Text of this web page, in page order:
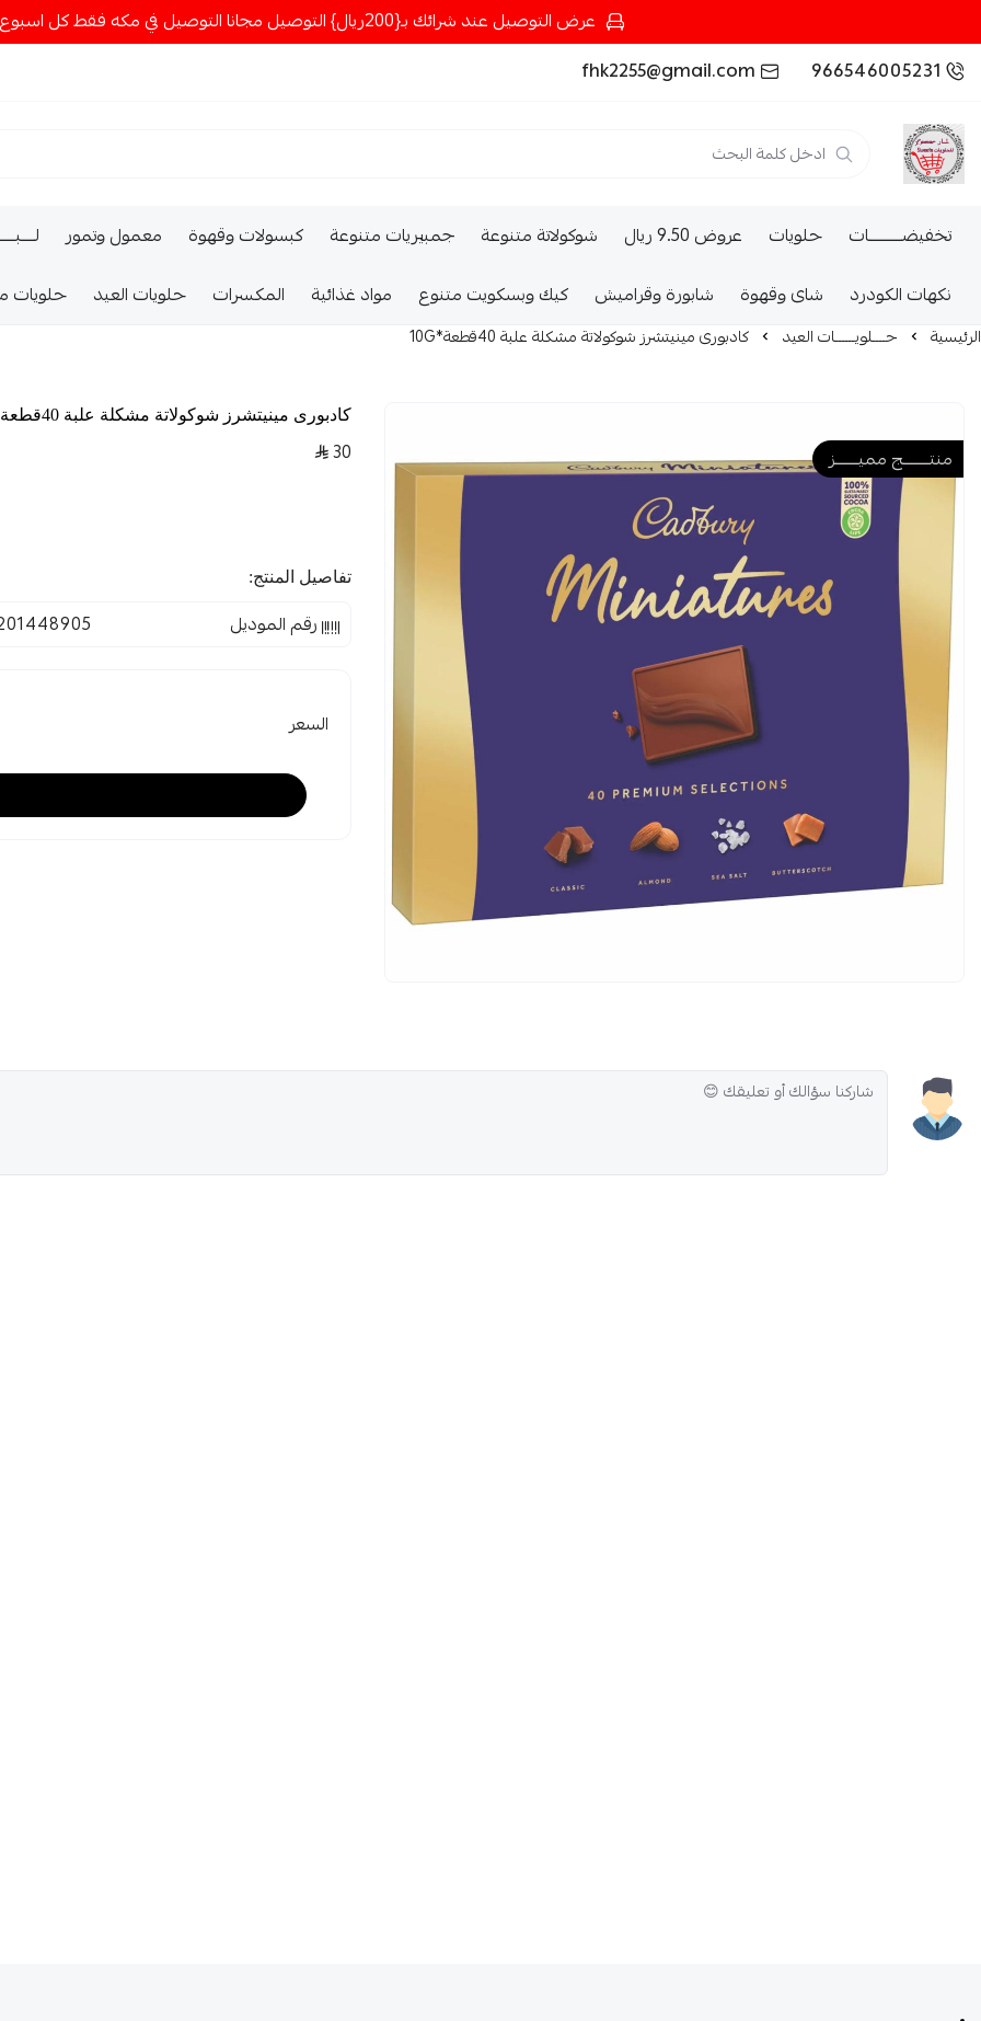
عرض التوصيل عند شرائك بـ{200ريال} التوصيل مجانا التوصيل في مكه فقط كل اسبوع اصناف جديدة
966546005231
fhk2255@gmail.com
تخفيضــــــــــات حلويات عروض 9.50 ريال شوكولاتة متنوعة جمبيريات متنوعة كبسولات وقهوة معمول وتمور
نكهات الكودرد
شاى وقهوة شابورة وقراميش كيك وبسكويت متنوع مواد غذائية المكسرات حلويات العيد حلويات
الرئيسية حــــلويــــــات العيد كادبورى مينيتشرز شوكولاتة مشكلة علبة 40قطعة*10G
منتــــــــج مميـــــــز
كادبورى مينيتشرز شوكولاتة مشكلة علبة 40قطعة*10G
30
تفاصيل المنتج:
رقم الموديل
السعر